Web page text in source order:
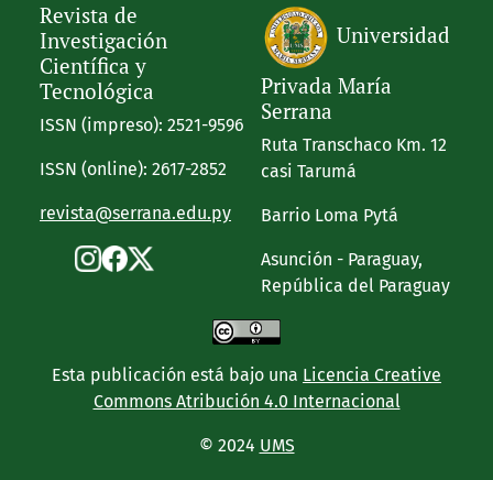
Revista de
Investigación
Científica y
Tecnológica
ISSN (impreso): 2521-9596
ISSN (online): 2617-2852
revista@serrana.edu.py
Universidad
Privada María
Serrana
Ruta Transchaco Km. 12
casi Tarumá
Barrio Loma Pytá
Asunción - Paraguay,
República del Paraguay
Esta publicación está bajo una Licencia Creative
Commons Atribución 4.0 Internacional
© 2024 UMS